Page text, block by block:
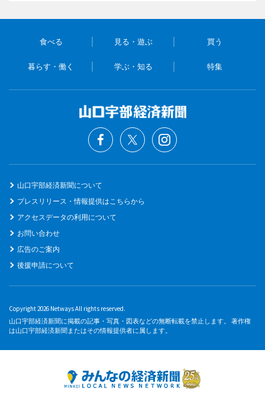
食べる 見る・遊ぶ 買う
暮らす・働く 学ぶ・知る 特集
山口宇部経済新聞について
プレスリリース・情報提供はこちらから
アクセスデータの利用について
お問い合わせ
広告のご案内
後援申請について
Copyright 2026 Netways All rights reserved.
山口宇部経済新聞に掲載の記事・写真・図表などの無断転載を禁止します。 著作権
は山口宇部経済新聞またはその情報提供者に属します。